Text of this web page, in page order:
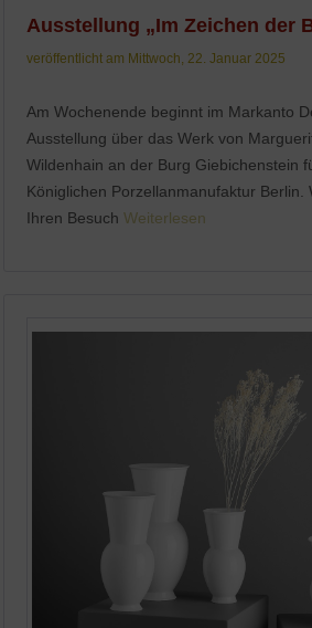
Ausstellung „Im Zeichen der
veröffentlicht am Mittwoch, 22. Januar 2025
Am Wochenende beginnt im Markanto
Ausstellung über das Werk von
Wildenhain an der Burg Giebichenstein
Königlichen Porzellanmanufaktur Berlin.
Ihren BesuchWeiterlesen